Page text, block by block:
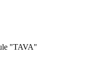
"TAVA"